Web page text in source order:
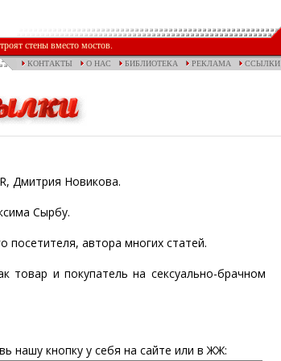
стены вместо мостов.
КОНТАКТЫ О НАС БИБЛИОТЕКА РЕКЛАМА ССЫЛКИ
Дмитрия Новикова.
Сырбу.
посетителя, автора многих статей.
товар и покупатель на сексуально-брачном
нашу кнопку у себя на сайте или в ЖЖ: